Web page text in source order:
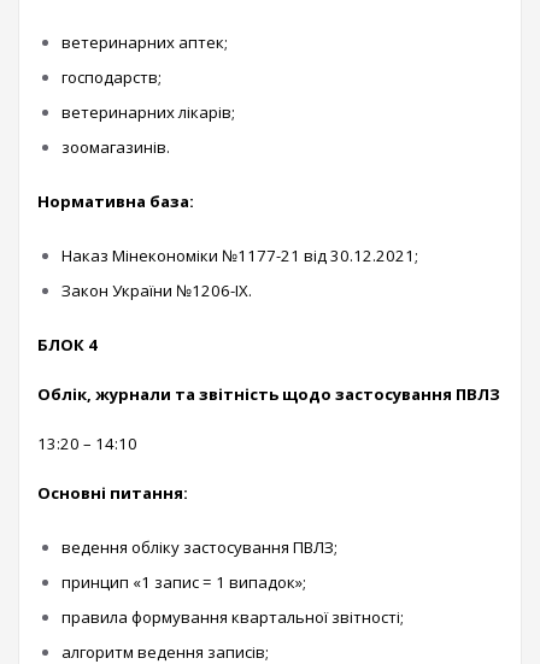
ветеринарних аптек;
господарств;
ветеринарних лікарів;
зоомагазинів.
Нормативна база:
Наказ Мінекономіки №1177-21 від 30.12.2021;
Закон України №1206-IX.
БЛОК 4
Облік, журнали та звітність щодо застосування ПВЛЗ
13:20 – 14:10
Основні питання:
ведення обліку застосування ПВЛЗ;
принцип «1 запис = 1 випадок»;
правила формування квартальної звітності;
алгоритм ведення записів;